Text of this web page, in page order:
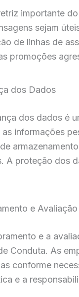
importante
sejam
de linhas de
promoções
dos Dados
dos dados é
informações
A proteção dos
e Avaliação
e a
Conduta. As
conforme
e a